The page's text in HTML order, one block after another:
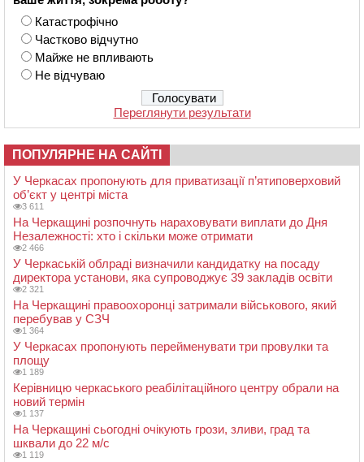
Катастрофічно
Частково відчутно
Майже не впливають
Не відчуваю
Переглянути результати
ПОПУЛЯРНЕ НА САЙТІ
У Черкасах пропонують для приватизації п’ятиповерховий
об’єкт у центрі міста
3 611
На Черкащині розпочнуть нараховувати виплати до Дня
Незалежності: хто і скільки може отримати
2 466
У Черкаській облраді визначили кандидатку на посаду
директора установи, яка супроводжує 39 закладів освіти
2 321
На Черкащині правоохоронці затримали військового, який
перебував у СЗЧ
1 364
У Черкасах пропонують перейменувати три провулки та
площу
1 189
Керівницю черкаського реабілітаційного центру обрали на
новий термін
1 137
На Черкащині сьогодні очікують грози, зливи, град та
шквали до 22 м/с
1 119